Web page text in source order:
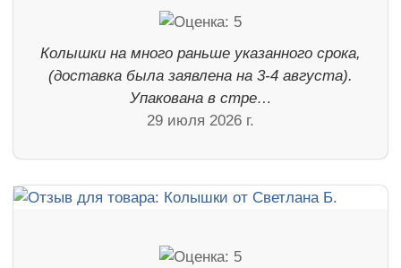
Колышки на много раньше указанного срока,
(доставка была заявлена на 3-4 августа).
Упакована в стре…
29 июля 2026 г.